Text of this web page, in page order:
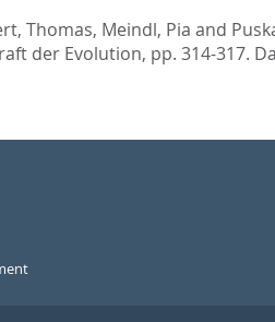
Thomas, Meindl, Pia and
der Evolution, pp. 314-317.